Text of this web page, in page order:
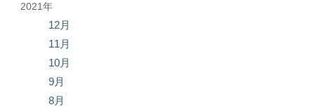
2021年
12月
11月
10月
9月
8月